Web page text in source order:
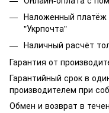
Наложенный платёж
"Укрпочта"
Наличный расчёт
Гарантия от
Гарантийный срок в
производителем при
Обмен и возврат в